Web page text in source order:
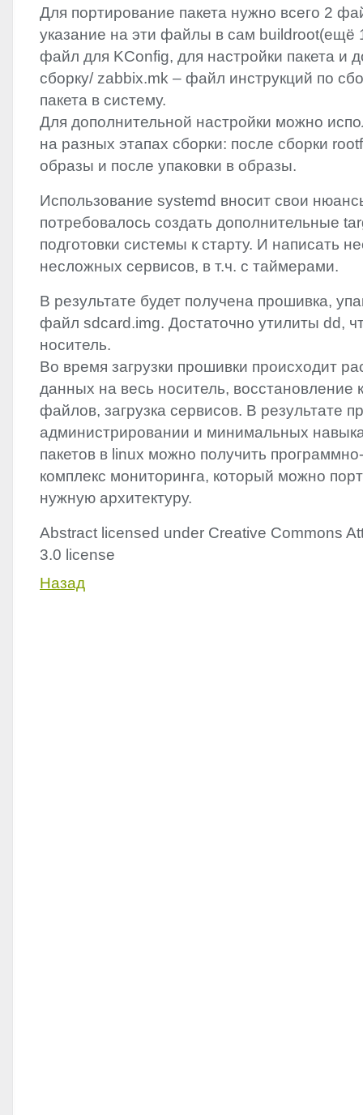
Для портирование пакета нужно всего 2
указание на эти файлы в сам buildroot(ещё
файл для KConfig, для настройки пакета и
сборку/ zabbix.mk – файл инструкций по
пакета в систему.
Для дополнительной настройки можно
на разных этапах сборки: после сборки
образы и после упаковки в образы.
Использование systemd вносит свои
потребовалось создать дополнительные
подготовки системы к старту. И написать
несложных сервисов, в т.ч. с таймерами.
В результате будет получена прошивка,
файл sdcard.img. Достаточно утилиты dd,
носитель.
Во время загрузки прошивки происходит
данных на весь носитель, восстановление
файлов, загрузка сервисов. В результате
администрировании и минимальных
пакетов в linux можно получить
комплекс мониторинга, который можно
нужную архитектуру.
Abstract licensed under Creative Commons
3.0 license
Назад